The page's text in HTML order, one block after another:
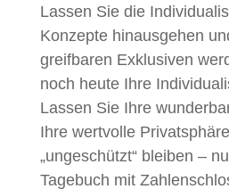
Lassen Sie die
Konzepte hinausgehen
greifbaren Exklusiven
noch heute Ihre
Lassen Sie Ihre
Ihre wertvolle
„ungeschützt“ bleiben –
Tagebuch mit